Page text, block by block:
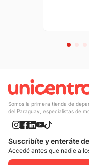
Somos la primera tienda de
del Paraguay, especialistas de
Suscribíte y enteráte
Accedé antes que nadie a